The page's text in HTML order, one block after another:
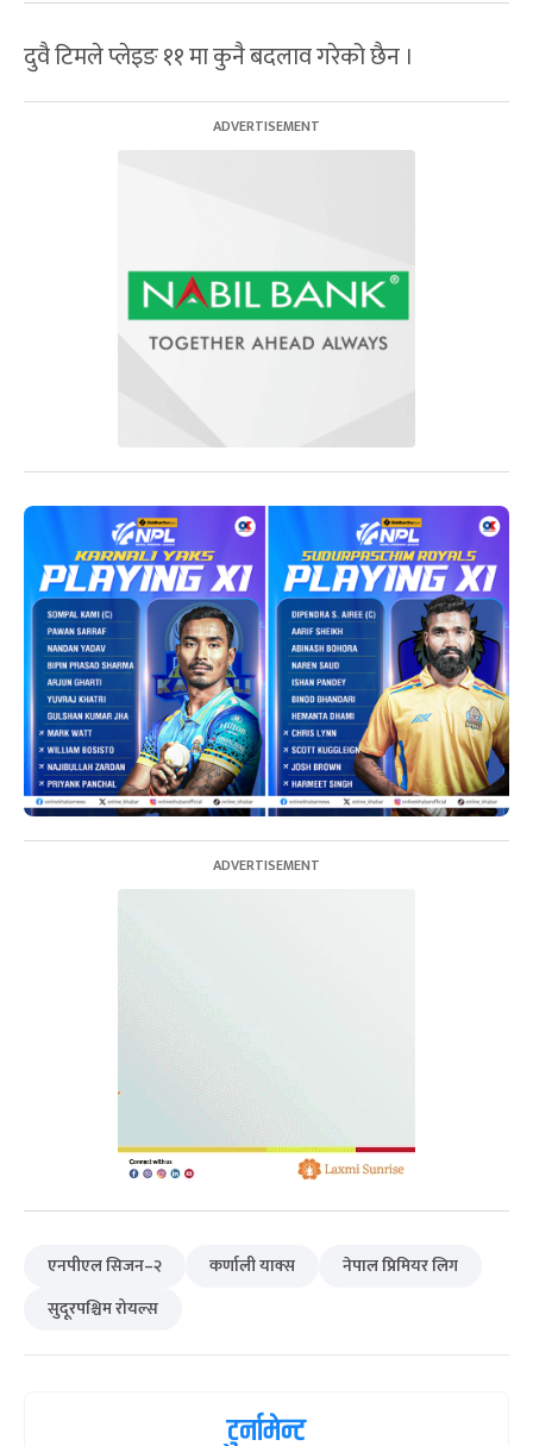
दुवै टिमले प्लेइङ ११ मा कुनै बदलाव गरेको छैन ।
एनपीएल सिजन–२ कर्णाली याक्स
नेपाल प्रिमियर लिग
सुदूरपश्चिम रोयल्स
टुर्नामेन्ट